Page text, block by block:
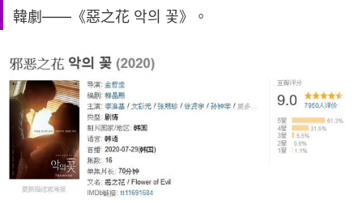
韓劇——《惡之花 악의 꽃》。